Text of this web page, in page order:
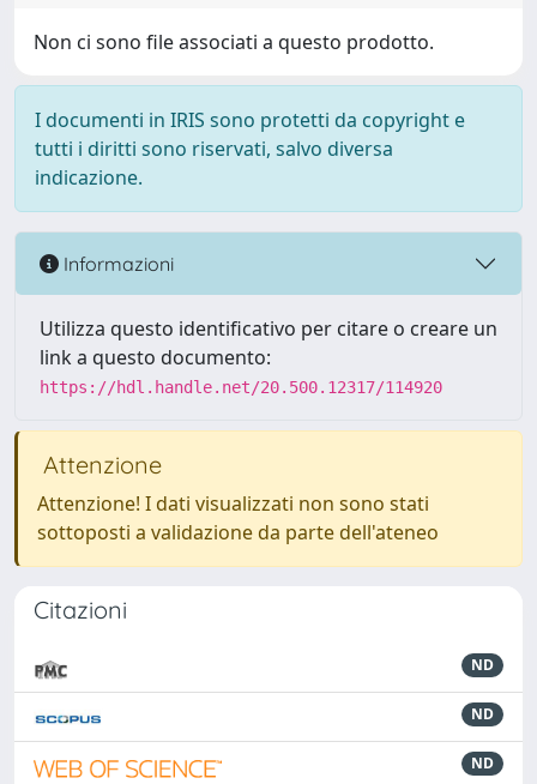
Non ci sono file associati a questo prodotto.
I documenti in IRIS sono protetti da copyright e
tutti i diritti sono riservati, salvo diversa
indicazione.
Informazioni
Utilizza questo identificativo per citare o creare un
link a questo documento:
https://hdl.handle.net/20.500.12317/114920
Attenzione
Attenzione! I dati visualizzati non sono stati
sottoposti a validazione da parte dell'ateneo
Citazioni
ND
ND
ND